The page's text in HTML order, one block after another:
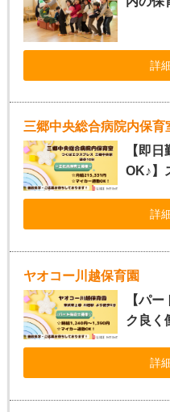
詳
三郷中央総合病院内保育
【即
OK♪】
詳
ヤオコー川越保育園
【パ
ク良く
詳